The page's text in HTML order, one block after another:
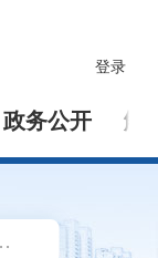
登录
政务公开 解